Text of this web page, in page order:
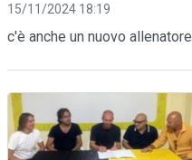
15/11/2024 18:19
c'è anche un nuovo allenatore